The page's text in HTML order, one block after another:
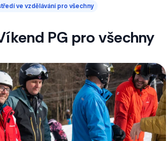
ve vzdělávání pro všechny
PG pro všechny